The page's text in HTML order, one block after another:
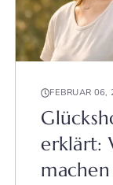
FEBRUAR 06,
erklärt: